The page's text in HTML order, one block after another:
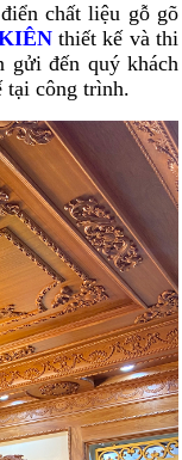
chất liệu gỗ gõ
thiết kế và thi
gửi đến quý khách
tại công trình.